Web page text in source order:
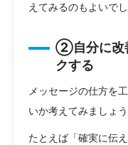
えてみるのもよいでし
②自分に改
クする
メッセージの仕方を
いか考えてみましょう
たとえば「確実に伝